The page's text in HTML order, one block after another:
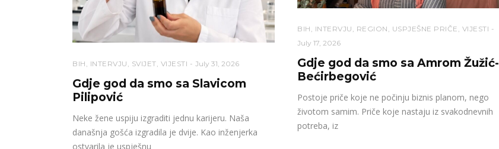
BIH , INTERVJU , SVIJET, VIJESTI July 31, 2026
Gdje god da smo sa Slavicom
Pilipović
Neke žene uspiju izgraditi jednu karijeru. Naša
današnja gošća izgradila je dvije. Kao inženjerka
ostvarila je uspješnu
BIH , INTERVJU , REGION , USPJEŠNE PRIČE , VIJESTI
July 17, 2026
Gdje god da smo sa Amrom Žužić-
Bećirbegović
Postoje priče koje ne počinju biznis planom, nego
životom samim. Priče koje nastaju iz svakodnevnih
potreba, iz